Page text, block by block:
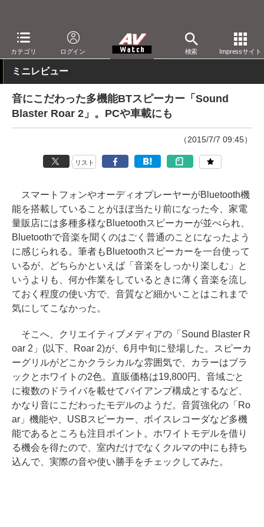
カテゴリ ログイン 検索 Impressサイト
AV Watch 製品 Bluetoothスピーカー
ミニレビュー
音にこだわった多機能BTスピーカー「Sound
Blaster Roar 2」。PCや車載にも
（2015/7/7 09:45）
リスト
スマートフォンやオーディオプレーヤーがBluetooth機
能を搭載していることがほぼ当たり前になった今、家電
量販店には多種多様なBluetoothスピーカーが並べられ、
Bluetoothで音楽を聞くのはごく普通のことになったよう
に感じられる。筆者もBluetoothスピーカーを一台使って
いるが、どちらかといえば「音楽をしっかり楽しむ」と
いうよりも、何か作業をしているときに薄く音楽を流し
ておく程度の使い方で、音質など細かいことはこれまで
気にしてこなかった。
そこへ、クリエイティブメディアの「Sound Blaster R
oar 2」(以下、Roar 2)が、6月中旬に登場した。スピーカ
ーグリルがどこかクラシカルな雰囲気で、カラーはブラ
ックとホワイトの2色。直販価格は19,800円。音域ごと
に複数のドライバを載せてバイアンプ構成とするなど、
かなり音にこだわったモデルのようだ。音質強化の「Ro
ar」機能や、USBスピーカー、ボイスレコーダなど多機
能であるところも注目ポイント。ホワイトモデルを借り
る機会を得たので、室内だけでなくクルマの中にも持ち
込んで、実際の音や使い勝手をチェックしてみた。